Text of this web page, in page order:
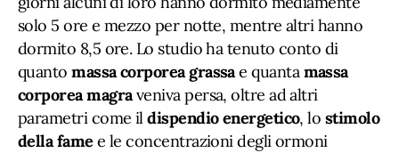
solo 5 ore e mezzo per notte, mentre altri hanno
dormito 8,5 ore. Lo studio ha tenuto conto di
quantomassa corporea grassae quantamassa
corporea magraveniva persa, oltre ad altri
parametri come ildispendio energetico, lo stimolo
della fame e le concentrazioni degli ormoni